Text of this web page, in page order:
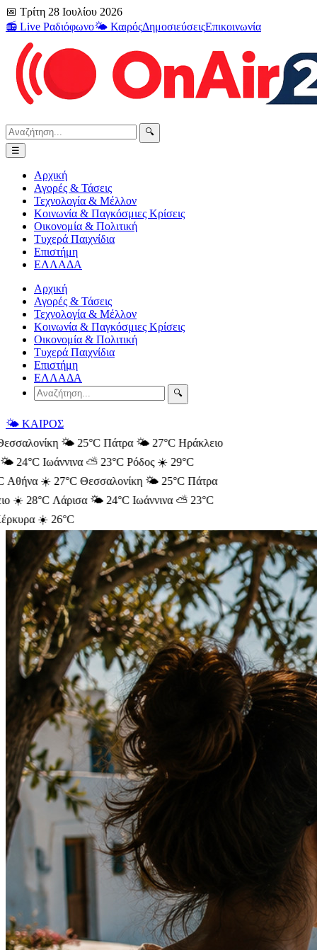
📅 Τρίτη 28 Ιουλίου 2026
📻 Live Ραδιόφωνο🌤️ ΚαιρόςΔημοσιεύσειςΕπικοινωνία
🔍
☰
Αρχική
Αγορές & Τάσεις
Τεχνολογία & Μέλλον
Κοινωνία & Παγκόσμιες Κρίσεις
Οικονομία & Πολιτική
Τυχερά Παιχνίδια
Επιστήμη
ΕΛΛΑΔΑ
Αρχική
Αγορές & Τάσεις
Τεχνολογία & Μέλλον
Κοινωνία & Παγκόσμιες Κρίσεις
Οικονομία & Πολιτική
Τυχερά Παιχνίδια
Επιστήμη
ΕΛΛΑΔΑ
🔍
🌤️ ΚΑΙΡΟΣ
🌤️ 25°CΠάτρα 🌤️ 27°CΗράκλειο
Ιωάννινα ⛅ 23°CΡόδος ☀️ 29°C
☀️ 27°CΘεσσαλονίκη 🌤️ 25°CΠάτρα
28°CΛάρισα 🌤️ 24°CΙωάννινα ⛅ 23°C
☀️ 26°C